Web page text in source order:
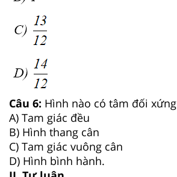
Câu 6: Hình nào có tâm đối xứng
A) Tam giác đều
B) Hình thang cân
C) Tam giác vuông cân
D) Hình bình hành.